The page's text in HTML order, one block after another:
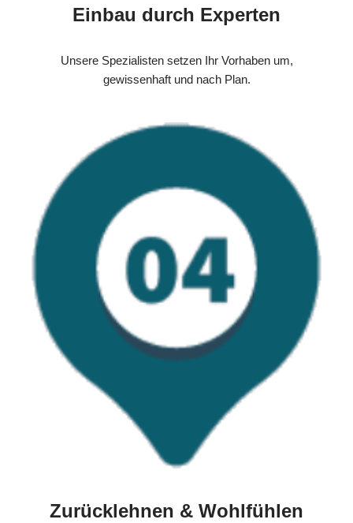
Einbau durch Experten
Unsere Spezialisten setzen Ihr Vorhaben um,
gewissenhaft und nach Plan.
Zurücklehnen & Wohlfühlen